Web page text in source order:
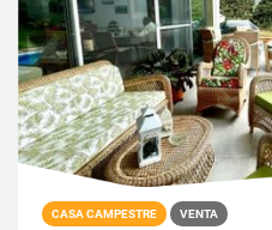
CASA CAMPESTRE VENTA